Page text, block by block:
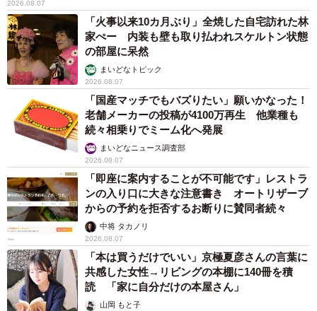
2026.08.07
「火事以来10カ月ぶり」全焼した自宅訪れた林
家ぺー 内装も壁も取り払われスケルトン状態
の部屋に呆然
まいどなトピック
2026.08.07
「国産マッチでもバズりたい」願いかなった！
老舗メーカーの投稿が4100万再生 他業種も
続々相乗りでミーム化へ発展
まいどなニュース調査部
2026.08.07
「即座に案内することが不可能です」レストラ
ンの入り口に大きな注意書き オートリザーブ
からの予約を拒否するお断りに賛同者続々
中将 タカノリ
2026.08.07
「本は買うだけでいい」京極夏彦さんの言葉に
共感した女性→リビングの本棚に140冊を積
読 「家に自分だけの本屋さん」
山岡 もと子